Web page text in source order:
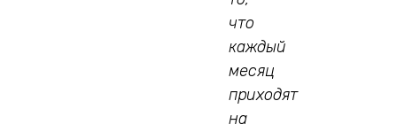
что
каждый
месяц
приходят
на